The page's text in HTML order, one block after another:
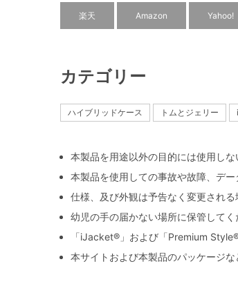
楽天 Amazon Yahoo!
カテゴリー
ハイブリッドケース トムとジェリー
本製品を用途以外の目的には使用しな
本製品を使用しての事故や故障、デ
仕様、及び外観は予告なく変更される
幼児の手の届かない場所に保管してく
「iJacket®」および「Premium
本サイトおよび本製品のパッケージ